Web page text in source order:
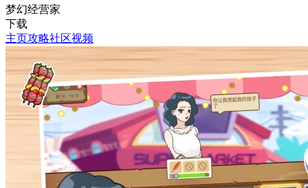
梦幻经营家
下载
主页攻略社区视频